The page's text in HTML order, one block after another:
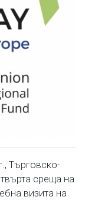
Търговско-
среща на
визита на